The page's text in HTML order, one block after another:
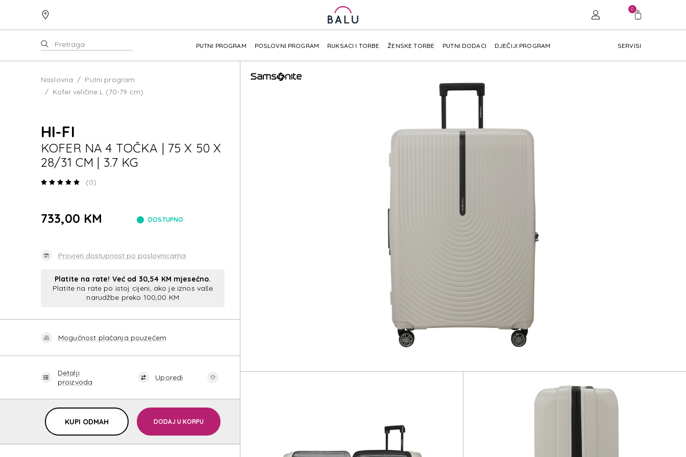
0
PUTNI PROGRAM POSLOVNI PROGRAM RUKSACI I TORBE ŽENSKE TORBE PUTNI DODACI DJEČIJI PROGRAM SERVISI
Naslovna
Putni program
Kofer veličine L (70-79 cm)
HI-FI
KOFER NA 4 TOČKA | 75 X 50 X
28/31 CM | 3.7 KG
(0)
733,00 KM DOSTUPNO
Provjeri dostupnost po poslovnicama
Platite na rate! Već od 30,54 KM mjesečno.
Platite na rate po istoj cijeni, ako je iznos vaše
narudžbe preko 100,00 KM
Mogućnost plaćanja pouzećem
Detalji
proizvoda
Uporedi
KUPI ODMAH DODAJ U KORPU